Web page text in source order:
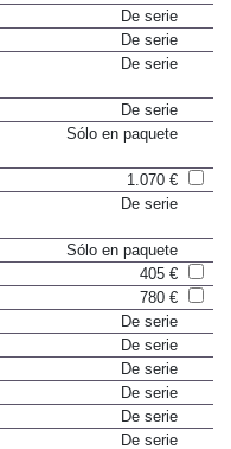
De serie
De serie
De serie
De serie
1.070 €
Sólo en paquete
405 €
780 €
De serie
De serie
De serie
De serie
De serie